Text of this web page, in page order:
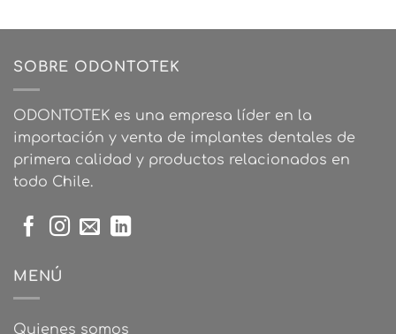
múltiples
Las
pueden
elegir
en
de
producto
SOBRE ODONTOTEK
ODONTOTEK es una empresa líder en la
importación y venta de implantes dentales de
primera calidad y productos relacionados en
todo Chile.
MENÚ
Quienes somos